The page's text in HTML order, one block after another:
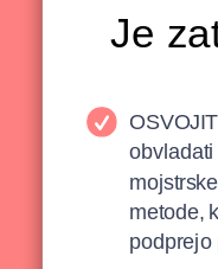
Je
metode,
podprejo